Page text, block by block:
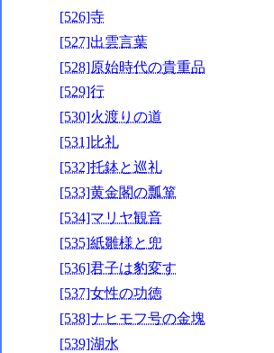
[526]寺
[527]出雲言葉
[528]原始時代の貴重品
[529]行
[530]火渡りの道
[531]比礼
[532]托鉢と巡礼
[533]黄金閣の瓢箪
[534]マリヤ観音
[535]紙雛様と兜
[536]君子は豹変す
[537]女性の功徳
[538]ナヒモフ号の金塊
[539]湖水